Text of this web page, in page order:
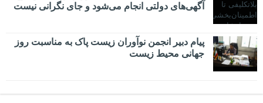
آگهی‌های دولتی انجام می‌شود و جای نگرانی نیست
پیام دبیر انجمن نوآوران زیست پاک به مناسبت روز
جهانی محیط زیست